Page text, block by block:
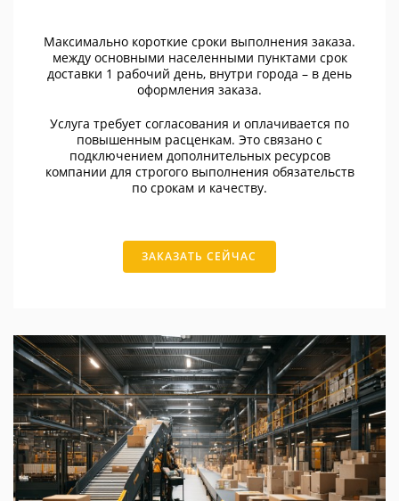
Максимально короткие сроки выполнения заказа.
между основными населенными пунктами срок
доставки 1 рабочий день, внутри города – в день
оформления заказа.
Услуга требует согласования и оплачивается по
повышенным расценкам. Это связано с
подключением дополнительных ресурсов
компании для строгого выполнения обязательств
по срокам и качеству.
ЗАКАЗАТЬ СЕЙЧАС